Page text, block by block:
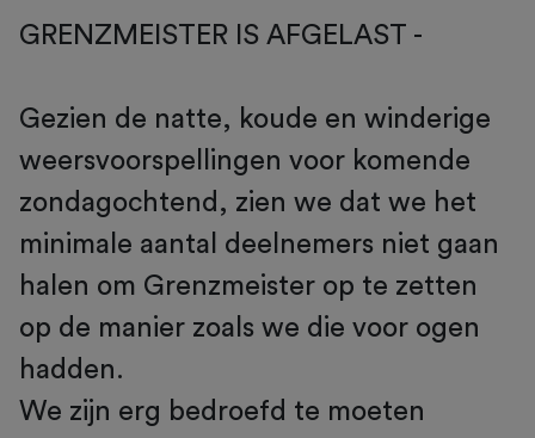
GRENZMEISTER IS AFGELAST -
Gezien de natte, koude en winderige
weersvoorspellingen voor komende
zondagochtend, zien we dat we het
minimale aantal deelnemers niet gaan
halen om Grenzmeister op te zetten
op de manier zoals we die voor ogen
hadden.
We zijn erg bedroefd te moeten